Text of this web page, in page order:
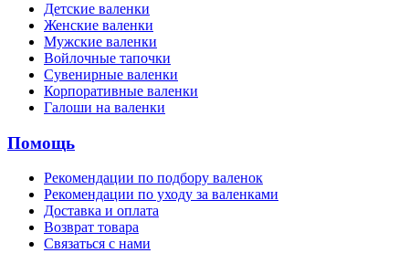
Детские валенки
Женские валенки
Мужские валенки
Войлочные тапочки
Сувенирные валенки
Корпоративные валенки
Галоши на валенки
Помощь
Рекомендации по подбору валенок
Рекомендации по уходу за валенками
Доставка и оплата
Возврат товара
Связаться с нами